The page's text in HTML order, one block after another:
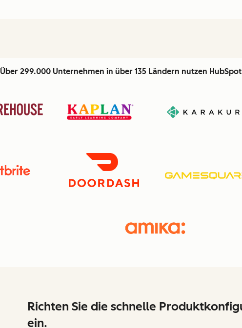
Über 299.000 Unternehmen in über 135 Ländern nutzen
Richten Sie die schnelle
ein.